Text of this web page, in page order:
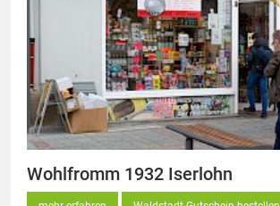
Wohlfromm 1932 Iserlohn